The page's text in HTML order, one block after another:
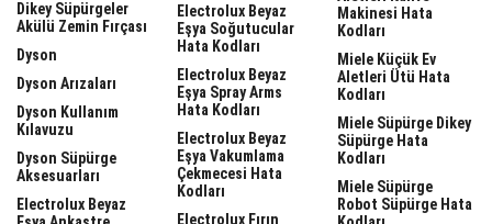
Dikey Süpürgeler
Akülü Zemin Fırçası
Dyson
Dyson Arızaları
Dyson Kullanım
Kılavuzu
Dyson Süpürge
Aksesuarları
Electrolux Beyaz
Electrolux Beyaz
Eşya Soğutucular
Hata Kodları
Electrolux Beyaz
Eşya Spray Arms
Hata Kodları
Electrolux Beyaz
Eşya Vakumlama
Çekmecesi Hata
Kodları
Electrolux Fırın
Makinesi Hata
Kodları
Miele Küçük Ev
Aletleri Ütü Hata
Kodları
Miele Süpürge Dikey
Süpürge Hata
Kodları
Miele Süpürge
Robot Süpürge Hata